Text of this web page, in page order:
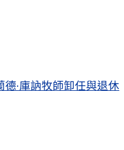
·庫訥牧師卸任與退休